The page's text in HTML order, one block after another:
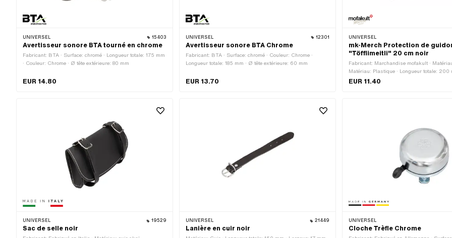
UNIVERSEL 15403
Avertisseur sonore BTA tourné en chrome
Fabricant: BTA · Surface: chromé · Longueur totale: 175 mm
· Couleur: Chrome · Ø tête extérieure: 80 mm
EUR 14.80
UNIVERSEL 12301
Avertisseur sonore BTA Chrome
Fabricant: BTA · Surface: chromé · Couleur: Chrome ·
Longueur totale: 185 mm · Ø tête extérieure: 60 mm
EUR 13.70
UNIVERSEL
mk-Merch Protection de
"Töfflimeitli" 20 cm noir
Fabricant: Marchandise mofakult ·
Matériau: Plastique · Longueur totale: 200
blanc · Couleur: noir-mat · Couleur: rouge ·
EUR 11.40
UNIVERSEL 19529
Sac de selle noir
UNIVERSEL 21449
Lanière en cuir noir
UNIVERSEL
Cloche Trèfle Chrome